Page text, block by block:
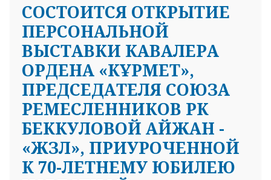
CОСТОИТСЯ ОТКРЫТИЕ
ПЕРСОНАЛЬНОЙ
ВЫСТАВКИ КАВАЛЕРА
ОРДЕНА «КҰРМЕТ»,
ПРЕДСЕДАТЕЛЯ СОЮЗА
РЕМЕСЛЕННИКОВ РК
БЕККУЛОВОЙ АЙЖАН -
«ЖЗЛ», ПРИУРОЧЕННОЙ
К 70-ЛЕТНЕМУ ЮБИЛЕЮ